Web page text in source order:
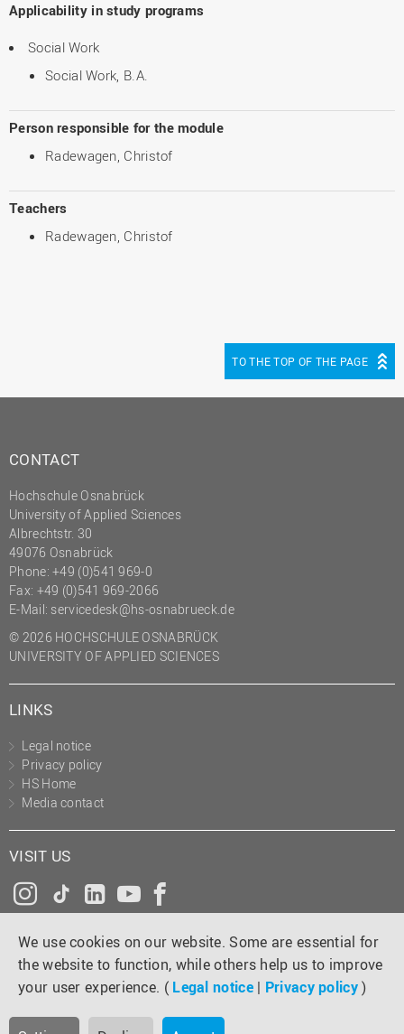
We use cookies on our website. Some are essential for
the website to function, while others help us to improve
your user experience. ( Legal notice | Privacy policy)
Applicability in study programs
Social Work
Social Work, B.A.
Person responsible for the module
Radewagen, Christof
Teachers
Radewagen, Christof
TO THE TOP OF THE PAGE
CONTACT
Hochschule Osnabrück
University of Applied Sciences
Albrechtstr. 30
49076 Osnabrück
Phone: +49 (0)541 969-0
Fax: +49 (0)541 969-2066
E-Mail: servicedesk@hs-osnabrueck.de
© 2026 HOCHSCHULE OSNABRÜCK
UNIVERSITY OF APPLIED SCIENCES
LINKS
Legal notice
Privacy policy
HS Home
Media contact
VISIT US
Instagram
Tiktok
LinkedInYouTube